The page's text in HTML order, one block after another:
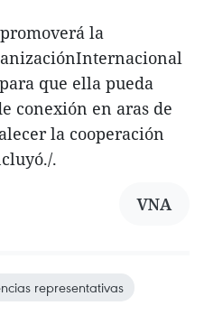
la
que ella pueda
conexión en aras de
la cooperación
.
VNA
representativas